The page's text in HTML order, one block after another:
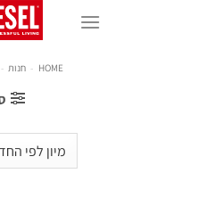
HOME
- חנות -